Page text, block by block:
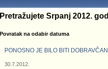
Pretražujete Srpanj 2012.
Povratak na odabir datuma
PONOSNO JE BILO BITI
30.7.2012.